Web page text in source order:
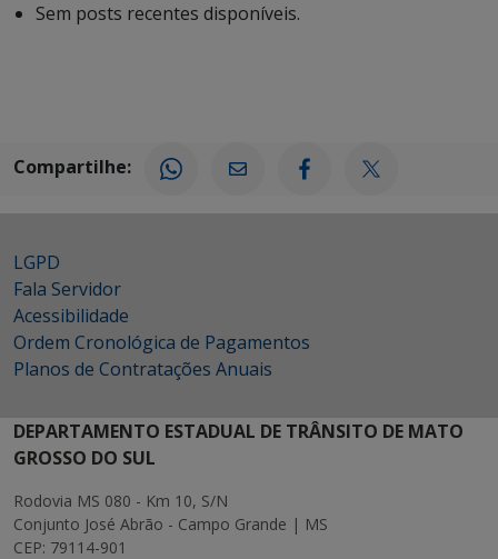
Sem posts recentes disponíveis.
Compartilhe:
LGPD
Fala Servidor
Acessibilidade
Ordem Cronológica de Pagamentos
Planos de Contratações Anuais
DEPARTAMENTO ESTADUAL DE TRÂNSITO DE MATO
GROSSO DO SUL
Rodovia MS 080 - Km 10, S/N
Conjunto José Abrão - Campo Grande | MS
CEP: 79114-901